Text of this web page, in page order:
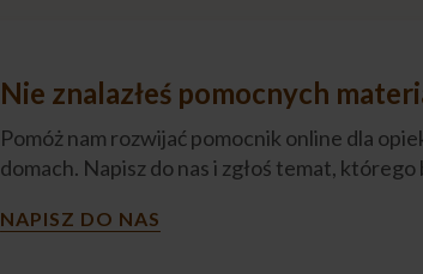
Nie znalazłeś pomocnych
Pomóż nam rozwijać pomocnik online dla
domach. Napisz do nas i zgłoś temat, którego
NAPISZ DO NAS